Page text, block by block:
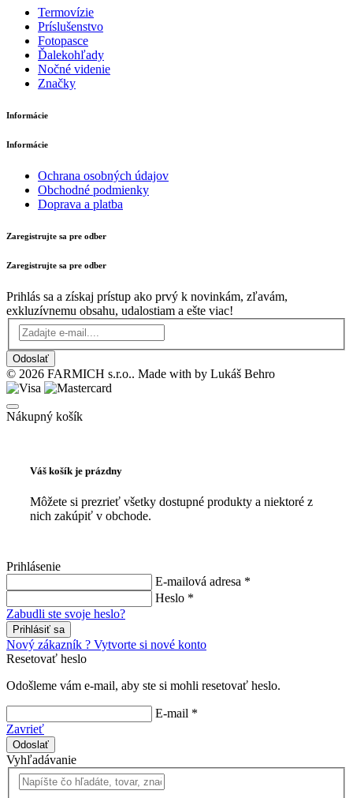
Termovízie
Príslušenstvo
Fotopasce
Ďalekohľady
Nočné videnie
Značky
Informácie
Informácie
Ochrana osobných údajov
Obchodné podmienky
Doprava a platba
Zaregistrujte sa pre odber
Zaregistrujte sa pre odber
Prihlás sa a získaj prístup ako prvý k novinkám, zľavám,
exkluzívnemu obsahu, udalostiam a ešte viac!
Odoslať
© 2026 FARMICH s.r.o.. Made with by Lukáš Behro
Nákupný košík
Váš košík je prázdny
Môžete si prezrieť všetky dostupné produkty a niektoré z
nich zakúpiť v obchode.
Prihlásenie
E-mailová adresa *
Heslo *
Zabudli ste svoje heslo?
Prihlásiť sa
Nový zákazník ? Vytvorte si nové konto
Resetovať heslo
Odošleme vám e-mail, aby ste si mohli resetovať heslo.
E-mail *
Zavrieť
Odoslať
Vyhľadávanie